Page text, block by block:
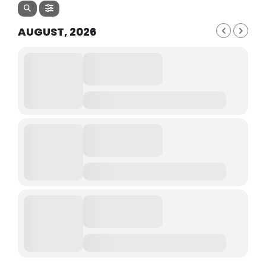
AUGUST, 2026